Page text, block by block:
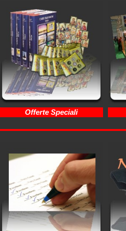
Offerte Speciali